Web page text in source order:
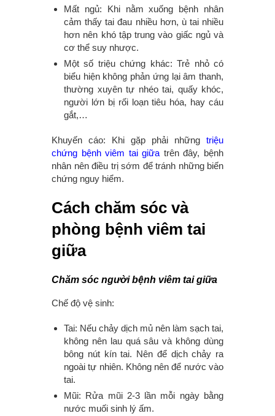
Mất ngủ: Khi nằm xuống bệnh nhân
cảm thấy tai đau nhiều hơn, ù tai nhiều
hơn nên khó tập trung vào giấc ngủ và
cơ thể suy nhược.
Một số triệu chứng khác: Trẻ nhỏ có
biểu hiện không phản ứng lại âm thanh,
thường xuyên tự nhéo tai, quấy khóc,
người lớn bị rối loạn tiêu hóa, hay cáu
gắt,…
Khuyến cáo: Khi gặp phải những triệu
chứng bệnh viêm tai giữa trên đây, bệnh
nhân nên điều trị sớm để tránh những biến
chứng nguy hiểm.
Cách chăm sóc và
phòng bệnh viêm tai
giữa
Chăm sóc người bệnh viêm tai giữa
Chế độ vệ sinh:
Tai: Nếu chảy dịch mủ nên làm sạch tai,
không nên lau quá sâu và không dùng
bông nút kín tai. Nên để dịch chảy ra
ngoài tự nhiên. Không nên để nước vào
tai.
Mũi: Rửa mũi 2-3 lần mỗi ngày bằng
nước muối sinh lý ấm.